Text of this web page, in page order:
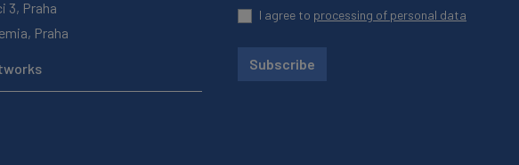
3, Praha
Praha
I agree to processing of personal data
Subscribe